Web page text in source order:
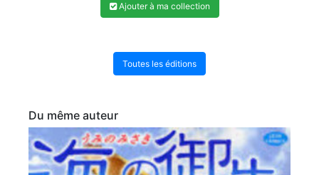
Ajouter à ma collection
Toutes les éditions
Du même auteur